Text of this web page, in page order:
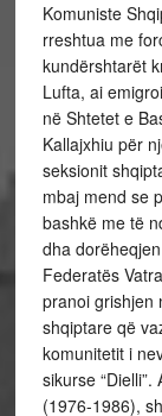
Komuniste
rreshtua me
kundërshtarët
Lufta, ai
në Shtetet e
Kallajxhiu për
seksionit
mbaj mend se
bashkë me të
dha
Federatës
pranoi grishjen
shqiptare që
komunitetit i
sikurse
(1976-1986),